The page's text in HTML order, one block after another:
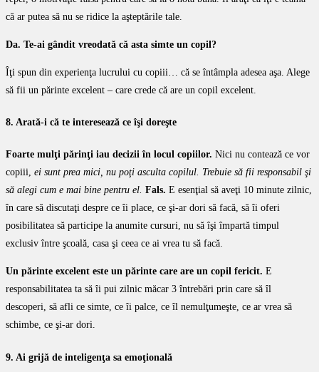
că ar putea să nu se ridice la aşteptările tale.
Da. Te-ai gândit vreodată că asta simte un copil?
Îţi spun din experienţa lucrului cu copiii… că se întâmpla adesea aşa. Alege
să fii un părinte excelent – care crede că are un copil excelent.
8. Arată-i că te interesează ce îşi doreşte
Foarte mulţi părinţi iau decizii în locul copiilor. Nici nu contează ce vor
copiii, ei sunt prea mici, nu poţi asculta copilul. Trebuie să fii responsabil şi
să alegi cum e mai bine pentru el. Fals. E esenţial să aveţi 10 minute zilnic,
în care să discutaţi despre ce îi place, ce şi-ar dori să facă, să îi oferi
posibilitatea să participe la anumite cursuri, nu să îşi împartă timpul
exclusiv între şcoală, casa şi ceea ce ai vrea tu să facă.
Un părinte excelent este un părinte care are un copil fericit. E
responsabilitatea ta să îi pui zilnic măcar 3 întrebări prin care să îl
descoperi, să afli ce simte, ce îi palce, ce îl nemulţumeşte, ce ar vrea să
schimbe, ce şi-ar dori.
9. Ai grijă de inteligenţa sa emoţională